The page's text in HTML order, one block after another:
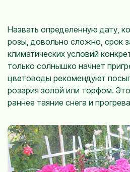
Назвать определенную дату,
розы, довольно сложно, срок
климатических условий
только солнышко начнет
цветоводы рекомендуют
розария золой или торфом.
раннее таяние снега и